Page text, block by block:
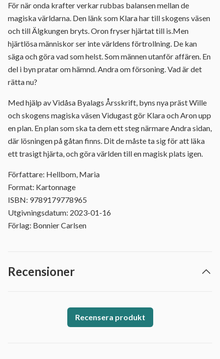
För när onda krafter verkar rubbas balansen mellan de
magiska världarna. Den länk som Klara har till skogens väsen
och till Älgkungen bryts. Oron fryser hjärtat till is.Men
hjärtlösa människor ser inte världens förtrollning. De kan
säga och göra vad som helst. Som männen utanför affären. En
del i byn pratar om hämnd. Andra om försoning. Vad är det
rätta nu?
Med hjälp av Vidåsa Byalags Årsskrift, byns nya präst Wille
och skogens magiska väsen Vidugast gör Klara och Aron upp
en plan. En plan som ska ta dem ett steg närmare Andra sidan,
där lösningen på gåtan finns. Dit de måste ta sig för att läka
ett trasigt hjärta, och göra världen till en magisk plats igen.
Författare: Hellbom, Maria
Format: Kartonnage
ISBN: 9789179778965
Utgivningsdatum: 2023-01-16
Förlag: Bonnier Carlsen
Recensioner
Recensera produkt